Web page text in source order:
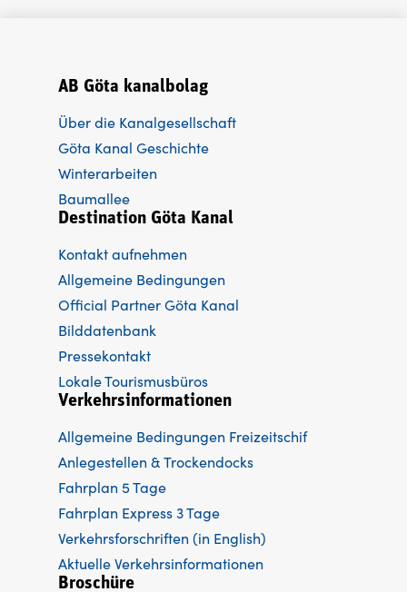
AB Göta kanalbolag
Über die Kanalgesellschaft
Göta Kanal Geschichte
Winterarbeiten
Baumallee
Destination Göta Kanal
Kontakt aufnehmen
Allgemeine Bedingungen
Official Partner Göta Kanal
Bilddatenbank
Pressekontakt
Lokale Tourismusbüros
Verkehrsinformationen
Allgemeine Bedingungen Freizeitschif
Anlegestellen & Trockendocks
Fahrplan 5 Tage
Fahrplan Express 3 Tage
Verkehrsforschriften (in English)
Aktuelle Verkehrsinformationen
Broschüre